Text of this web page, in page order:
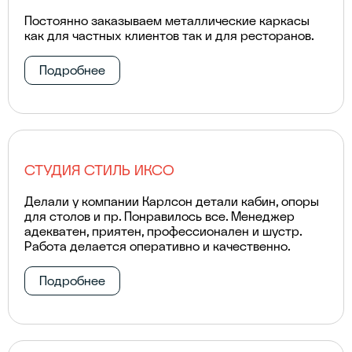
Постоянно заказываем металлические каркасы
как для частных клиентов так и для ресторанов.
Подробнее
СТУДИЯ СТИЛЬ ИКСО
Делали у компании Карлсон детали кабин, опоры
для столов и пр. Понравилось все. Менеджер
адекватен, приятен, профессионален и шустр.
Работа делается оперативно и качественно.
Подробнее